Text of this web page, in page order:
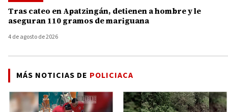
Tras cateo en Apatzingán, detienen a hombre y le
aseguran 110 gramos de mariguana
4 de agosto de 2026
MÁS NOTICIAS DE POLICIACA